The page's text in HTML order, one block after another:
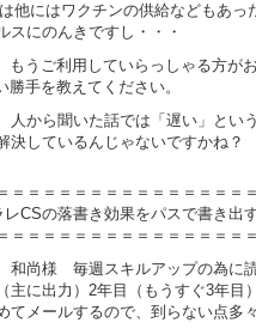
他にはワクチンの供給などもあっ
スにのんきですし・・・
もうご利用していらっしゃる方が
勝手を教えてください。
人から聞いた話では「遅い」とい
決しているんじゃないですかね？
＝＝＝＝＝＝＝＝＝＝＝＝＝＝＝
レCSの落書き効果をパスで書き出
＝＝＝＝＝＝＝＝＝＝＝＝＝＝＝
尚様 毎週スキルアップの為に読
主に出力）2年目（もうすぐ3年目
てメールするので、到らない点多